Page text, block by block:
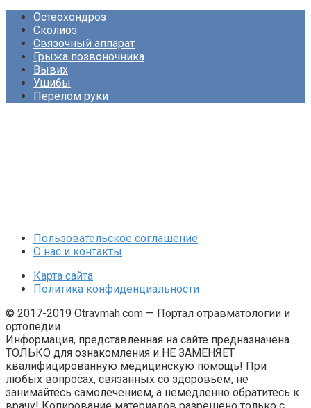
Остеохондроз
Сколиоз
Связочный аппарат
Грыжа позвоночника
Вывих
Ушибы
Перелом руки
Пользовательское соглашение
О нас и контакты
Карта сайта
Политика конфиденциальности
© 2017-2019 Otravmah.com — Портал отравматологии и
ортопедии
Информация, представленная на сайте предназначена
ТОЛЬКО для ознакомления и НЕ ЗАМЕНЯЕТ
квалифицированную медицинскую помощь! При
любых вопросах, связанных со здоровьем, не
занимайтесь самолечением, а немедленно обратитесь к